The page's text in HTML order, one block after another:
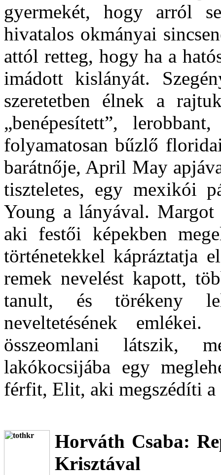
gyermekét, hogy arról
hivatalos okmányai
attól retteg, hogy ha a
imádott kislányát.
szeretetben élnek a
„benépesített”,
folyamatosan bűzlő
barátnője, April May
tiszteletes, egy mexikói
Young a lányával. Margot
aki festői képekben
történetekkel kápráztatja
remek nevelést kapott,
tanult, és törékeny
neveltetésének
összeomlani látszik,
lakókocsijába egy
férfit, Elit, aki megszédíti a
Horváth Csaba:
Krisztával